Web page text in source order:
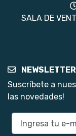
SALA DE
NEWSLETTER
Suscríbete a
las novedades!
E-mail